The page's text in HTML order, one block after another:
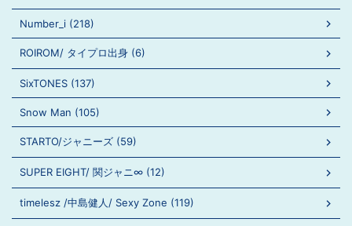
Number_i (218)
ROIROM/ タイプロ出身 (6)
SixTONES (137)
Snow Man (105)
STARTO/ジャニーズ (59)
SUPER EIGHT/ 関ジャニ∞ (12)
timelesz /中島健人/ Sexy Zone (119)